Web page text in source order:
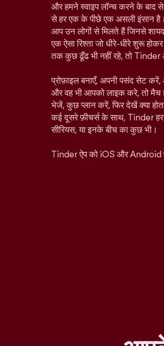
और हमने स्वाइप लॉन्च करने के बाद
से हर एक के पीछे एक असली इंसान
आप उन लोगों से मिलते हैं जिनसे
एक ऐसा रिश्ता जो धीरे-धीरे शुरू
तक कुछ ढूँढ भी नहीं रहे, तो
प्रोफ़ाइल बनाएँ, अपनी पसंद सेट
और वह भी आपको लाइक करे, तो
भेजें, कुछ प्लान करें, फिर देखें क्या
कई दूसरे फ़ीचर्स के साथ, Tinder
सीरियस, या इनके बीच का कुछ भी।
Tinder ऐप को iOS और Android